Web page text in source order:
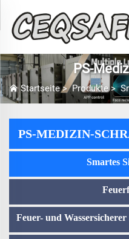
PS-
Startseite>Produkte>
PS-MEDIZIN-
Smartes
Feuer- und